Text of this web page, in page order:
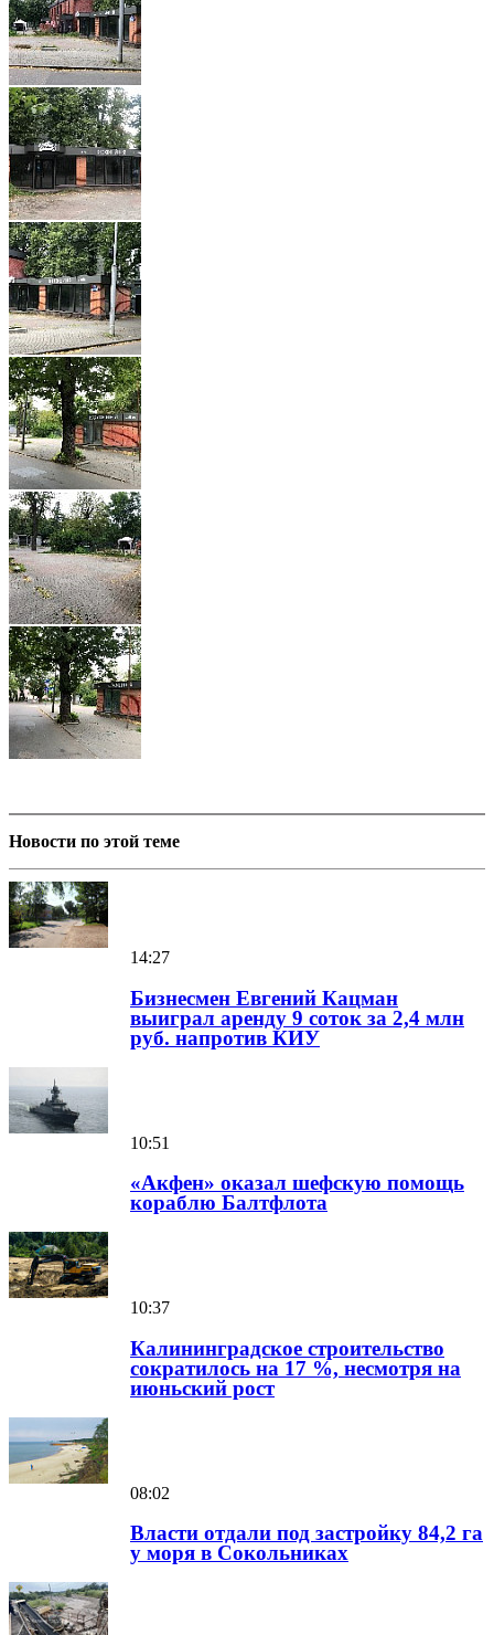
Новости по этой теме
14:27
Бизнесмен Евгений Кацман
выиграл аренду 9 соток за 2,4 млн
руб. напротив КИУ
10:51
«Акфен» оказал шефскую помощь
кораблю Балтфлота
10:37
Калининградское строительство
сократилось на 17 %, несмотря на
июньский рост
08:02
Власти отдали под застройку 84,2 га
у моря в Сокольниках